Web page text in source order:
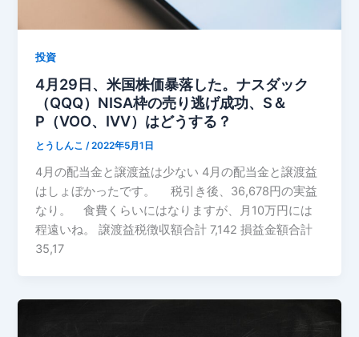
投資
4月29日、米国株価暴落した。ナスダック
（QQQ）NISA枠の売り逃げ成功、S＆
P（VOO、IVV）はどうする？
とうしんこ/2022年5月1日
4月の配当金と譲渡益は少ない 4月の配当金と譲渡益
はしょぼかったです。 税引き後、36,678円の実益
なり。 食費くらいにはなりますが、月10万円には
程遠いね。 譲渡益税徴収額合計 7,142 損益金額合計
35,17